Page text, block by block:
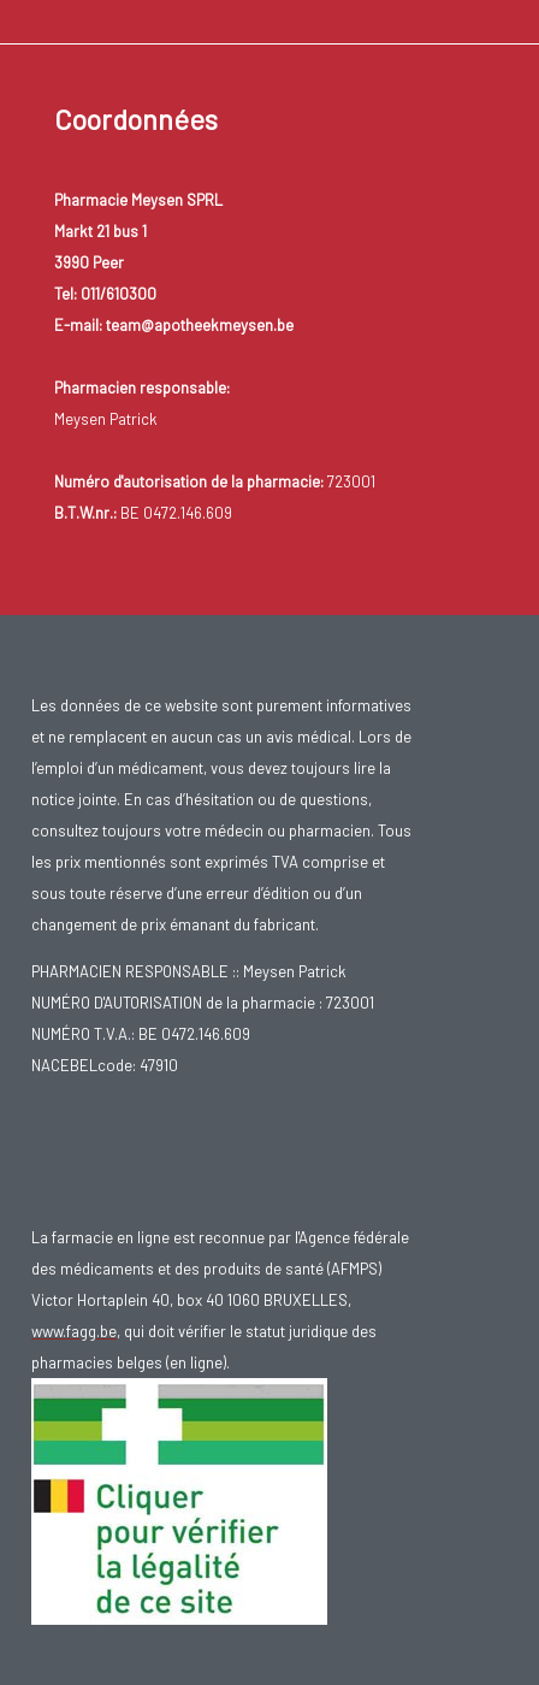
Coordonnées
Pharmacie Meysen SPRL
Markt 21 bus 1
3990 Peer
Tel: 011/610300
E-mail: team@apotheekmeysen.be
Pharmacien responsable:
Meysen Patrick
Numéro d'autorisation de la pharmacie:723001
B.T.W.nr.:BE 0472.146.609
Les données de ce website sont purement informatives
et ne remplacent en aucun cas un avis médical. Lors de
l’emploi d’un médicament, vous devez toujours lire la
notice jointe. En cas d’hésitation ou de questions,
consultez toujours votre médecin ou pharmacien. Tous
les prix mentionnés sont exprimés TVA comprise et
sous toute réserve d’une erreur d’édition ou d’un
changement de prix émanant du fabricant.
PHARMACIEN RESPONSABLE :: Meysen Patrick
NUMÉRO D'AUTORISATION de la pharmacie : 723001
NUMÉRO T.V.A.: BE 0472.146.609
NACEBELcode: 47910
La farmacie en ligne est reconnue par l'Agence fédérale
des médicaments et des produits de santé (AFMPS)
Victor Hortaplein 40, box 40 1060 BRUXELLES,
www.fagg.be, qui doit vérifier le statut juridique des
pharmacies belges (en ligne).